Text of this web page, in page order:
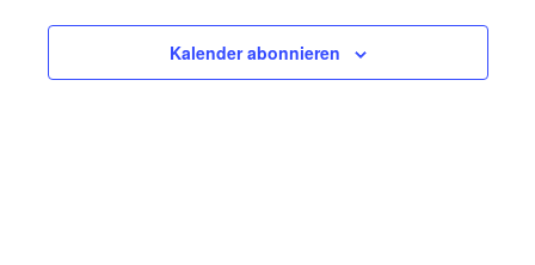
2026
Kalender abonnieren